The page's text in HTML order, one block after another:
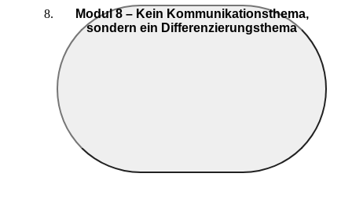
Modul 8 – Kein Kommunikationsthema,
sondern ein Differenzierungsthema